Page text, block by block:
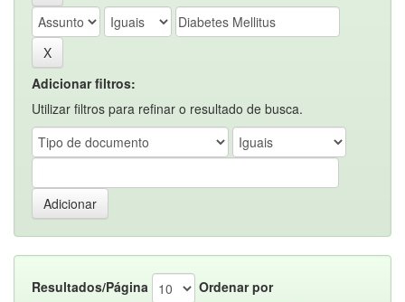
Adicionar filtros:
Utilizar filtros para refinar o resultado de busca.
Resultados/Página
Ordenar por